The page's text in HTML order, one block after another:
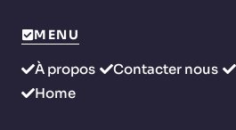
MENU
À propos Contacter nous
Home